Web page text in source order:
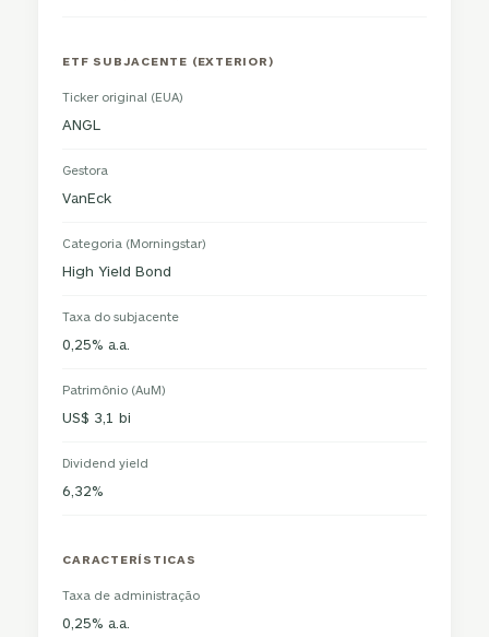
ETF SUBJACENTE (EXTERIOR)
Ticker original (EUA)
ANGL
Gestora
VanEck
Categoria (Morningstar)
High Yield Bond
Taxa do subjacente
0,25% a.a.
Patrimônio (AuM)
US$ 3,1 bi
Dividend yield
6,32%
CARACTERÍSTICAS
Taxa de administração
0,25% a.a.